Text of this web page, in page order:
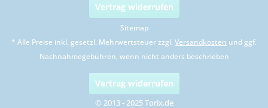
Vertrag widerrufen
Sitemap
* Alle Preise inkl. gesetzl. Mehrwertsteuer zzgl. Versandkosten und ggf.
Nachnahmegebühren, wenn nicht anders beschrieben
Vertrag widerrufen
© 2013 - 2025 Torix.de